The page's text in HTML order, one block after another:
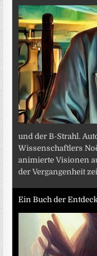
und der B-Strahl.
Wissenschaftlers
animierte Visionen
der Vergangenheit
Ein Buch der